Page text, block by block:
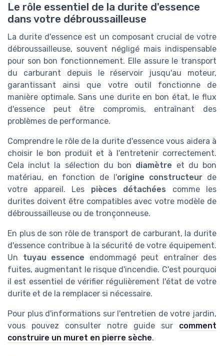
Le rôle essentiel de la durite d'essence
dans votre débroussailleuse
La durite d'essence est un composant crucial de votre
débroussailleuse, souvent négligé mais indispensable
pour son bon fonctionnement. Elle assure le transport
du carburant depuis le réservoir jusqu'au moteur,
garantissant ainsi que votre outil fonctionne de
manière optimale. Sans une durite en bon état, le flux
d'essence peut être compromis, entraînant des
problèmes de performance.
Comprendre le rôle de la durite d'essence vous aidera à
choisir le bon produit et à l'entretenir correctement.
Cela inclut la sélection du bon diamètre et du bon
matériau, en fonction de l'origine constructeur de
votre appareil. Les pièces détachées comme les
durites doivent être compatibles avec votre modèle de
débroussailleuse ou de tronçonneuse.
En plus de son rôle de transport de carburant, la durite
d'essence contribue à la sécurité de votre équipement.
Un tuyau essence endommagé peut entraîner des
fuites, augmentant le risque d'incendie. C'est pourquoi
il est essentiel de vérifier régulièrement l'état de votre
durite et de la remplacer si nécessaire.
Pour plus d'informations sur l'entretien de votre jardin,
vous pouvez consulter notre guide sur comment
construire un muret en pierre sèche.